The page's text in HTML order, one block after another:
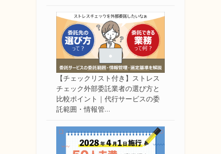
【チェックリスト付き】ストレス
チェック外部委託業者の選び方と
比較ポイント｜代行サービスの委
託範囲・情報管…